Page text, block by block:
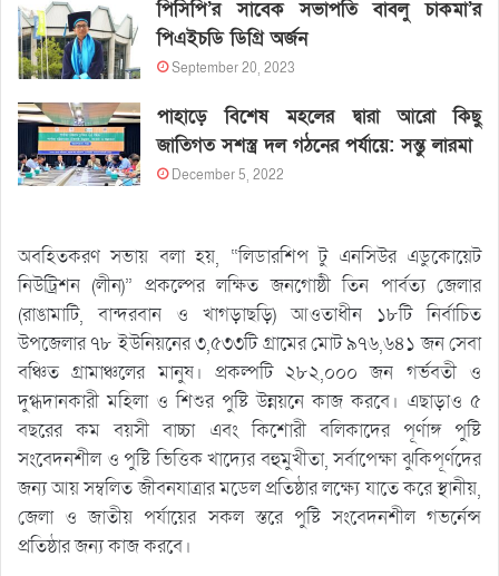
পিসিপি’র সাবেক সভাপতি বাবলু চাকমা’র
পিএইচডি ডিগ্রি অর্জন
September 20, 2023
পাহাড়ে বিশেষ মহলের দ্বারা আরো কিছু
জাতিগত সশস্ত্র দল গঠনের পর্যায়ে: সন্তু লারমা
December 5, 2022
অবহিতকরণ সভায় বলা হয়, “লিডারশিপ টু এনসিউর এডুকোয়েট
নিউট্রিশন (লীন)” প্রকল্পের লক্ষিত জনগোষ্ঠী তিন পার্বত্য জেলার
(রাঙামাটি, বান্দরবান ও খাগড়াছড়ি) আওতাধীন ১৮টি নির্বাচিত
উপজেলার ৭৮ ইউনিয়নের ৩,৫৩৩টি গ্রামের মোট ৯৭৬,৬৪১ জন সেবা
বঞ্চিত গ্রামাঞ্চলের মানুষ। প্রকল্পটি ২৮২,০০০ জন গর্ভবতী ও
দুগ্ধদানকারী মহিলা ও শিশুর পুষ্টি উন্নয়নে কাজ করবে। এছাড়াও ৫
বছরের কম বয়সী বাচ্চা এবং কিশোরী বলিকাদের পূর্ণাঙ্গ পুষ্টি
সংবেদনশীল ও পুষ্টি ভিত্তিক খাদ্যের বহুমুখীতা, সর্বাপেক্ষা ঝুকিপূর্ণদের
জন্য আয় সম্বলিত জীবনযাত্রার মডেল প্রতিষ্ঠার লক্ষ্যে যাতে করে স্থানীয়,
জেলা ও জাতীয় পর্যায়ের সকল স্তরে পুষ্টি সংবেদনশীল গভর্নেন্স
প্রতিষ্ঠার জন্য কাজ করবে।